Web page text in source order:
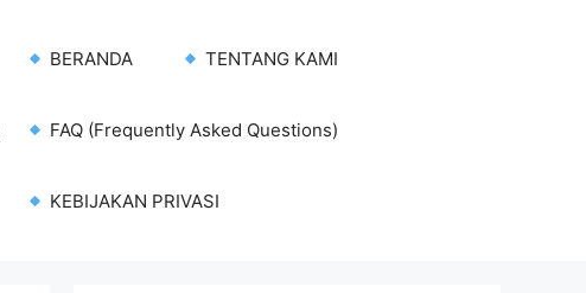
BERANDA TENTANG KAMI
FAQ (Frequently Asked Questions)
KEBIJAKAN PRIVASI